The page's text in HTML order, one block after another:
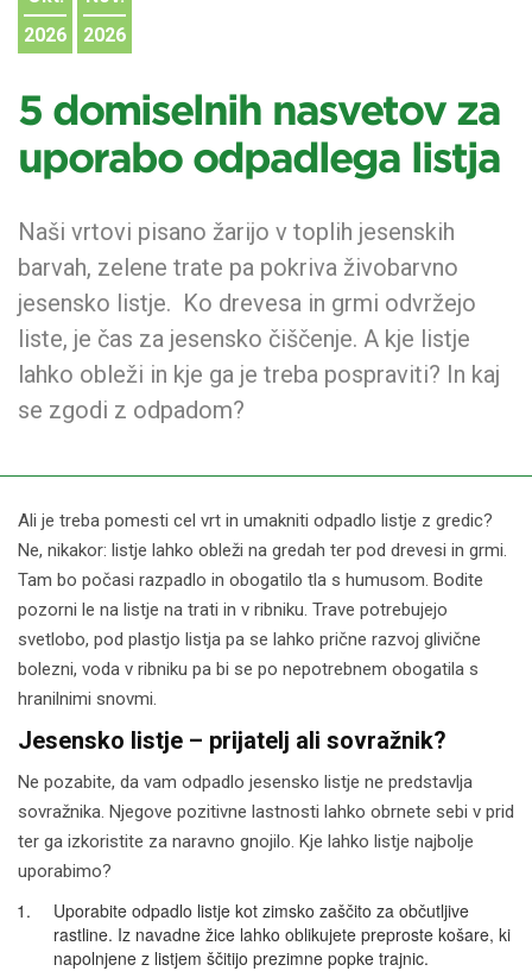
2026
2026
5 domiselnih nasvetov za
uporabo odpadlega listja
Naši vrtovi pisano žarijo v toplih jesenskih
barvah, zelene trate pa pokriva živobarvno
jesensko listje. Ko drevesa in grmi odvržejo
liste, je čas za jesensko čiščenje. A kje listje
lahko obleži in kje ga je treba pospraviti? In kaj
se zgodi z odpadom?
Ali je treba pomesti cel vrt in umakniti odpadlo listje z gredic?
Ne, nikakor: listje lahko obleži na gredah ter pod drevesi in grmi.
Tam bo počasi razpadlo in obogatilo tla s humusom. Bodite
pozorni le na listje na trati in v ribniku. Trave potrebujejo
svetlobo, pod plastjo listja pa se lahko prične razvoj glivične
bolezni, voda v ribniku pa bi se po nepotrebnem obogatila s
hranilnimi snovmi.
Jesensko listje – prijatelj ali sovražnik?
Ne pozabite, da vam odpadlo jesensko listje ne predstavlja
sovražnika. Njegove pozitivne lastnosti lahko obrnete sebi v prid
ter ga izkoristite za naravno gnojilo. Kje lahko listje najbolje
uporabimo?
Uporabite odpadlo listje kot zimsko zaščito za občutljive
rastline. Iz navadne žice lahko oblikujete preproste košare, ki
napolnjene z listjem ščitijo prezimne popke trajnic.